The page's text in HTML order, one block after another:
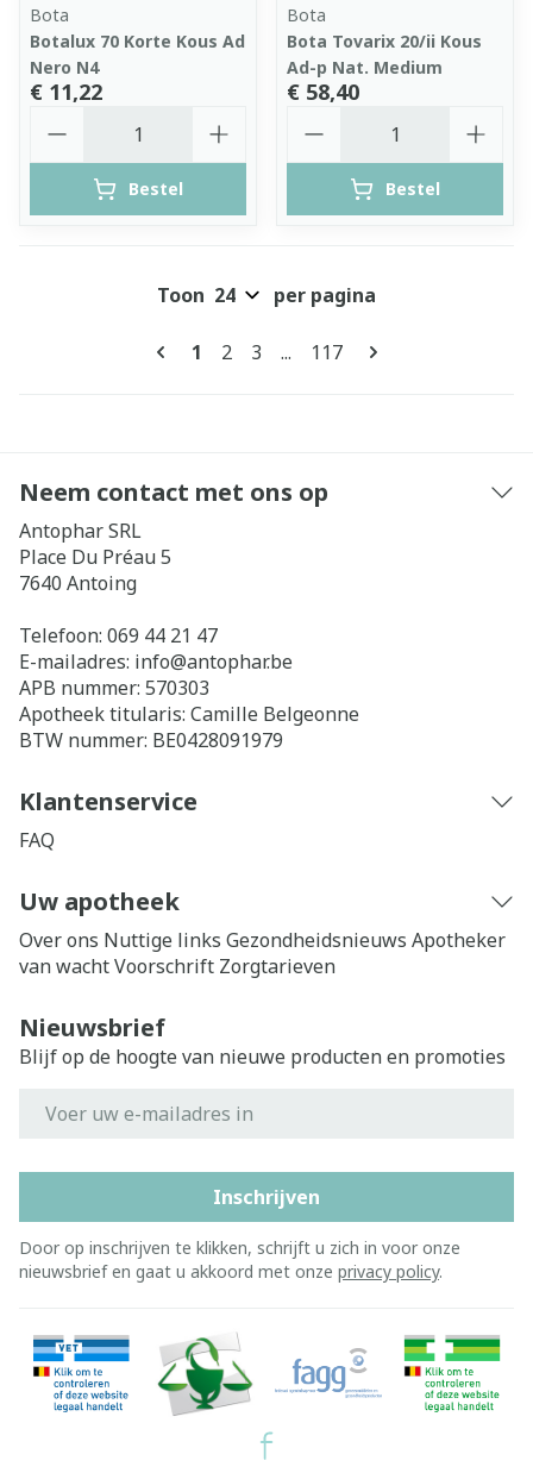
Bota
Botalux 70 Korte Kous Ad
Nero N4
€ 11,22
Bestel
Bota
Bota Tovarix 20/ii Kous
Ad-p Nat. Medium
€ 58,40
Bestel
Pagina's
U lees momenteel pagina
1 Pagina
2 Pagina
3 ... Pagina
117
Toon per pagina
Neem contact met ons op
Antophar SRL
Place Du Préau 5
7640 Antoing
Telefoon: 069 44 21 47
E-mailadres: info@antophar.be
APB nummer: 570303
Apotheek titularis: Camille Belgeonne
BTW nummer: BE0428091979
Klantenservice
FAQ
Uw apotheek
Over ons Nuttige links Gezondheidsnieuws Apotheker
van wachtVoorschrift Zorgtarieven
Nieuwsbrief
Blijf op de hoogte van nieuwe producten en promoties
Inschrijven
Door op inschrijven te klikken, schrijft u zich in voor onze
nieuwsbrief en gaat u akkoord met onze privacy policy.